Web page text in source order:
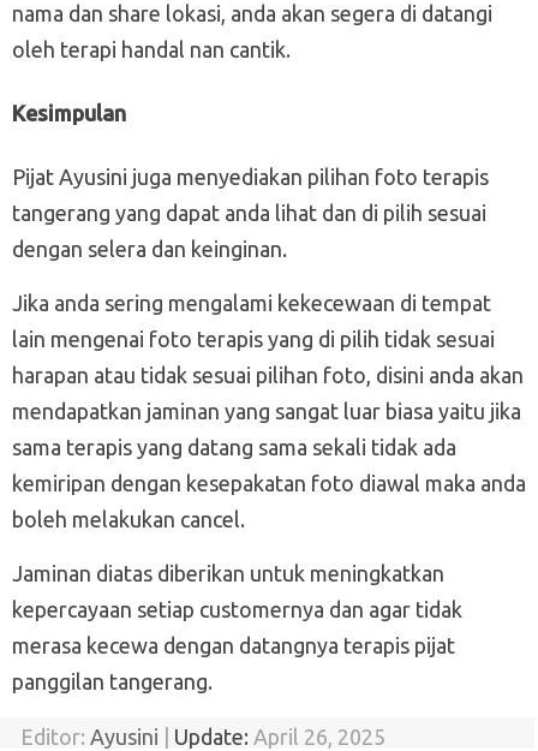
nama dan share lokasi, anda akan segera di datangi
oleh terapi handal nan cantik.
Kesimpulan
Pijat Ayusini juga menyediakan pilihan foto terapis
tangerang yang dapat anda lihat dan di pilih sesuai
dengan selera dan keinginan.
Jika anda sering mengalami kekecewaan di tempat
lain mengenai foto terapis yang di pilih tidak sesuai
harapan atau tidak sesuai pilihan foto, disini anda akan
mendapatkan jaminan yang sangat luar biasa yaitu jika
sama terapis yang datang sama sekali tidak ada
kemiripan dengan kesepakatan foto diawal maka anda
boleh melakukan cancel.
Jaminan diatas diberikan untuk meningkatkan
kepercayaan setiap customernya dan agar tidak
merasa kecewa dengan datangnya terapis pijat
panggilan tangerang.
Editor: Ayusini Update: April 26, 2025